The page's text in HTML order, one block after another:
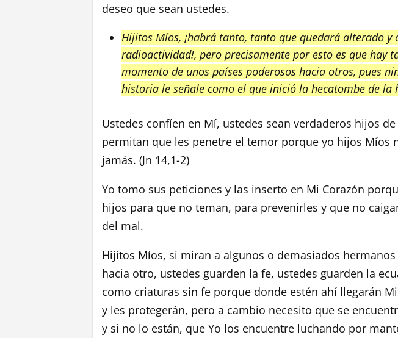
deseo que sean ustedes.
Hijitos Míos, ¡habrá tanto, tanto que quedará alterado y
radioactividad!, pero precisamente por esto es que hay
momento de unos países poderosos hacia otros, pues
historia le señale como el que inició la hecatombe de la
Ustedes confíen en Mí, ustedes sean verdaderos hijos
permitan que les penetre el temor porque yo hijos Míos
jamás. (Jn 14,1-2)
Yo tomo sus peticiones y las inserto en Mi Corazón
hijos para que no teman, para prevenirles y que no
del mal.
Hijitos Míos, si miran a algunos o demasiados
hacia otro, ustedes guarden la fe, ustedes guarden la
como criaturas sin fe porque donde estén ahí llegarán
y les protegerán, pero a cambio necesito que se
y si no lo están, que Yo los encuentre luchando por